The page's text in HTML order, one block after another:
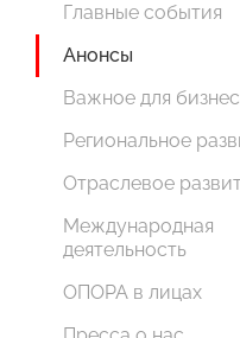
Главные события
Анонсы
Важное для
Региональное
Отраслевое
Международная
деятельность
ОПОРА в лицах